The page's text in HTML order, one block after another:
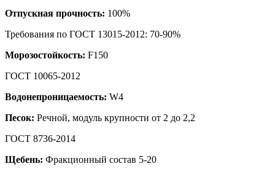
Отпускная прочность: 100%
Требования по ГОСТ 13015-2012: 70-90%
Морозостойкость: F150
ГОСТ 10065-2012
Водонепроницаемость: W4
Песок: Речной, модуль крупности от 2 до 2,2
ГОСТ 8736-2014
Щебень: Фракционный состав 5-20